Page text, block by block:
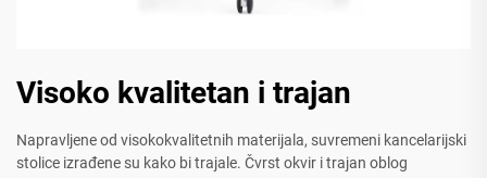
Visoko kvalitetan i trajan
Napravljene od visokokvalitetnih materijala, suvremeni kancelarijski
stolice izrađene su kako bi trajale. Čvrst okvir i trajan oblog